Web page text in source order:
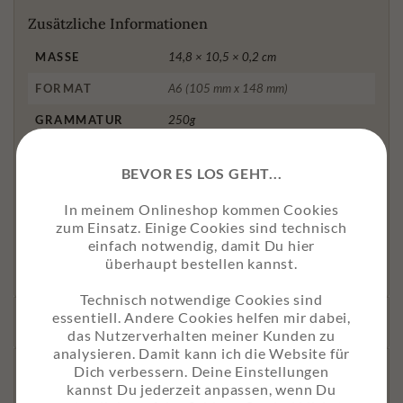
Zusätzliche Informationen
MASSE 14,8 × 10,5 × 0,2 cm
FORMAT A6 (105 mm x 148 mm)
GRAMMATUR 250g
UMWELTHINWEIS FSC®-mix zertifiziert, alterungsbeständig
VARIANTE
Postkarte ohne Briefumschlag, Postkarte
mit Briefumschlag, Grußkarte mit
Briefumschlag
Nachhaltigkeit
BEVOR ES LOS GEHT...
In meinem Onlineshop kommen Cookies
zum Einsatz. Einige Cookies sind technisch
einfach notwendig, damit Du hier
überhaupt bestellen kannst.
Technisch notwendige Cookies sind
essentiell. Andere Cookies helfen mir dabei,
das Nutzerverhalten meiner Kunden zu
analysieren. Damit kann ich die Website für
Dich verbessern. Deine Einstellungen
kannst Du jederzeit anpassen, wenn Du